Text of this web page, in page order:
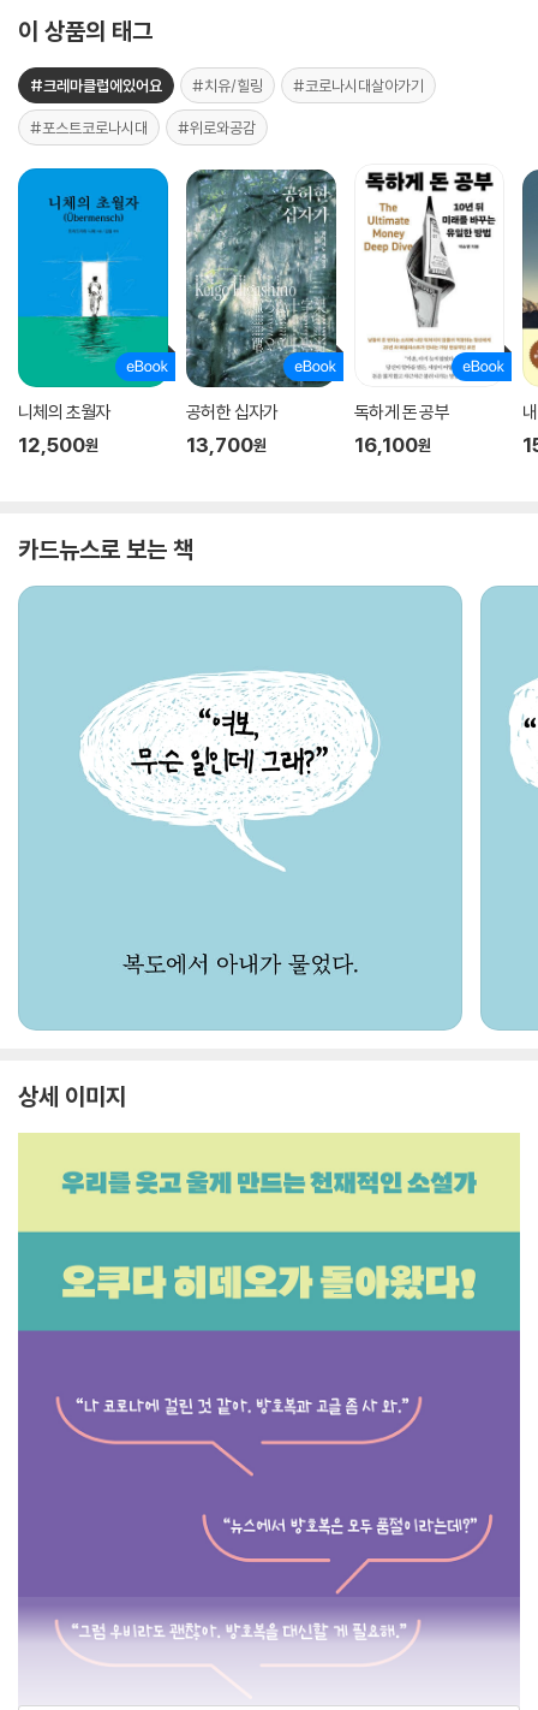
이 상품의 태그
#크레마클럽에있어요 #치유/힐링 #코로나시대살아가기
#포스트코로나시대 #위로와공감
니체의 초월자
12,500원
공허한 십자가
13,700원
독하게 돈 공부
16,100원
카드뉴스로 보는 책
상세 이미지